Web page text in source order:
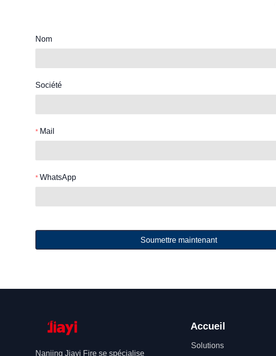
Nom
Société
Mail
WhatsApp
Soumettre maintenant
Accueil
Solutions
Nanjing Jiayi Fire se spécialise